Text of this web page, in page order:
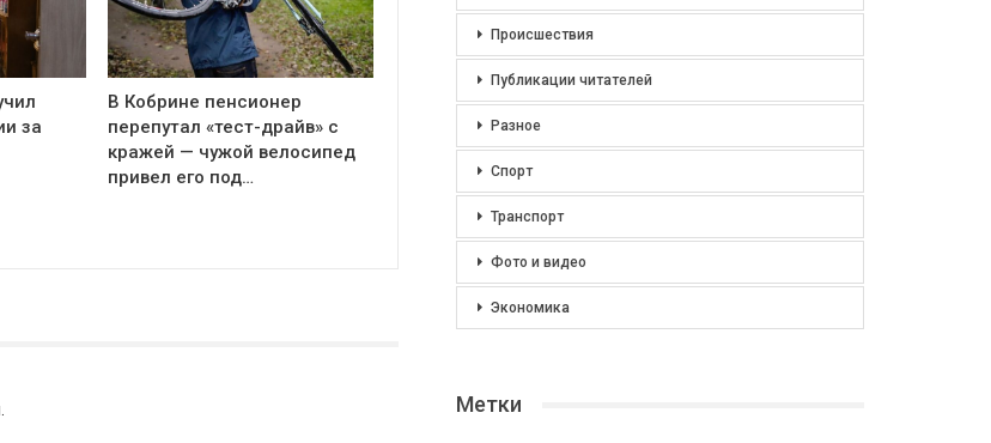
за
В Кобрине пенсионер
перепутал «тест-драйв» с
кражей — чужой велосипед
привел его под…
Происшествия
Публикации читателей
Разное
Спорт
Транспорт
Фото и видео
Экономика
Метки